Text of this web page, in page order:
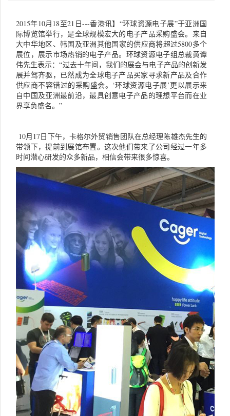
2015年10月18至21日---香港讯】“环球资源电子展”于亚洲国
际博览馆举行，是全球规模宏大的电子产品采购盛会。来自
大中华地区、韩国及亚洲其他国家的供应商将超过5800多个
展位，展示市场热销的电子产品。环球资源电子组总裁黄谭
伟先生表示：“过去十年间，我们的展会与电子产品的创新发
展并驾齐驱，已然成为全球电子产品买家寻求新产品及合作
供应商不容错过的采购盛会。‘环球资源电子展’更以展示来
自中国及亚洲最前沿，最具创意电子产品的理想平台而在业
界享负盛名。”
10月17日下午，卡格尔外贸销售团队在总经理陈雄杰先生的
带领下，提前到展馆布置。这次他们带来了公司经过一年多
时间潜心研发的众多新品，相信会带来很多惊喜。